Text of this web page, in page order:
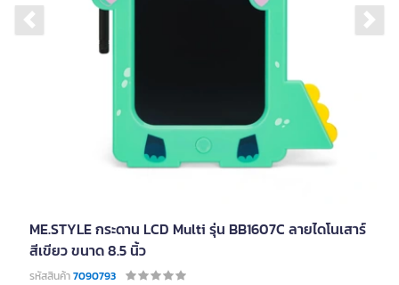
Previous slide
ME.STYLE กระดาน LCD Multi รุ่น BB1607C ลายไดโนเสาร์
สีเขียว ขนาด 8.5 นิ้ว
รหัสสินค้า7090793